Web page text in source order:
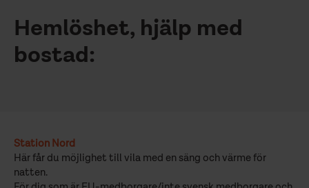
Hemlöshet, hjälp med
bostad:
Station Nord
Här får du möjlighet till vila med en säng och värme för
natten.